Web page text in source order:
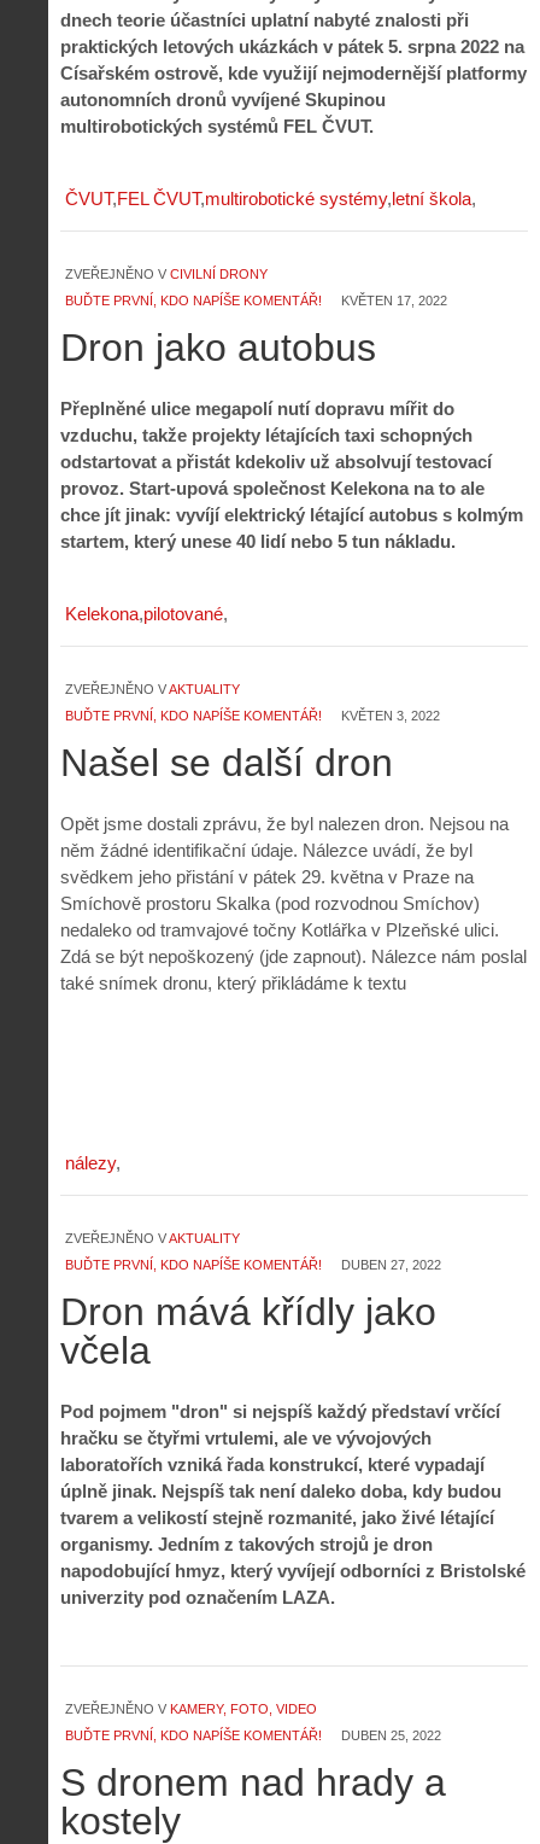
dnech teorie účastníci uplatní nabyté znalosti při
praktických letových ukázkách v pátek 5. srpna 2022 na
Císařském ostrově, kde využijí nejmodernější platformy
autonomních dronů vyvíjené Skupinou
multirobotických systémů FEL ČVUT.
ČVUT FEL ČVUT multirobotické systémy letní škola
ZVEŘEJNĚNO V CIVILNÍ DRONY
BUĎTE PRVNÍ, KDO NAPÍŠE KOMENTÁŘ!
KVĚTEN 17, 2022
Dron jako autobus
Přeplněné ulice megapolí nutí dopravu mířit do
vzduchu, takže projekty létajících taxi schopných
odstartovat a přistát kdekoliv už absolvují testovací
provoz. Start-upová společnost Kelekona na to ale
chce jít jinak: vyvíjí elektrický létající autobus s kolmým
startem, který unese 40 lidí nebo 5 tun nákladu.
Kelekona pilotované
ZVEŘEJNĚNO VAKTUALITY
BUĎTE PRVNÍ, KDO NAPÍŠE KOMENTÁŘ!
KVĚTEN 3, 2022
Našel se další dron
Opět jsme dostali zprávu, že byl nalezen dron. Nejsou na
něm žádné identifikační údaje. Nálezce uvádí, že byl
svědkem jeho přistání v pátek 29. května v Praze na
Smíchově prostoru Skalka (pod rozvodnou Smíchov)
nedaleko od tramvajové točny Kotlářka v Plzeňské ulici.
Zdá se být nepoškozený (jde zapnout). Nálezce nám poslal
také snímek dronu, který přikládáme k textu
nálezy
ZVEŘEJNĚNO VAKTUALITY
BUĎTE PRVNÍ, KDO NAPÍŠE KOMENTÁŘ!
DUBEN 27, 2022
Dron mává křídly jako
včela
Pod pojmem "dron" si nejspíš každý představí vrčící
hračku se čtyřmi vrtulemi, ale ve vývojových
laboratořích vzniká řada konstrukcí, které vypadají
úplně jinak. Nejspíš tak není daleko doba, kdy budou
tvarem a velikostí stejně rozmanité, jako živé létající
organismy. Jedním z takových strojů je dron
napodobující hmyz, který vyvíjejí odborníci z Bristolské
univerzity pod označením LAZA.
ZVEŘEJNĚNO V KAMERY, FOTO, VIDEO
BUĎTE PRVNÍ, KDO NAPÍŠE KOMENTÁŘ!
DUBEN 25, 2022
S dronem nad hrady a
kostely